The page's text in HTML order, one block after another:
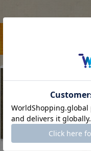
この商品を見た人